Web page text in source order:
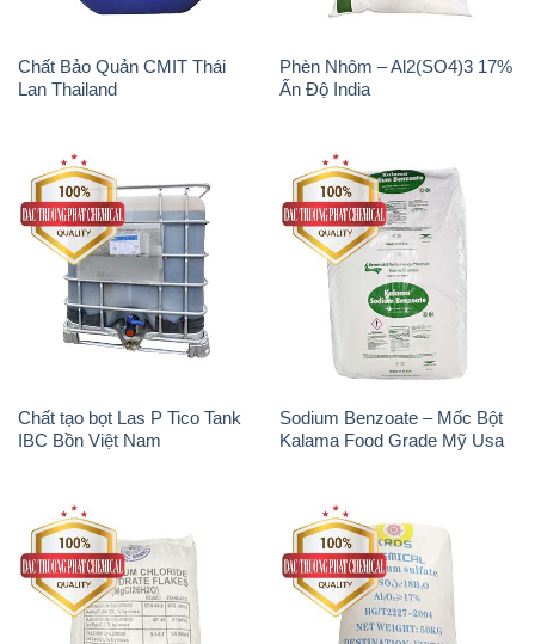
Chất Bảo Quản CMIT Thái
Lan Thailand
Phèn Nhôm – Al2(SO4)3 17%
Ấn Độ India
Chất tạo bọt Las P Tico Tank
IBC Bồn Việt Nam
Sodium Benzoate – Mốc Bột
Kalama Food Grade Mỹ Usa